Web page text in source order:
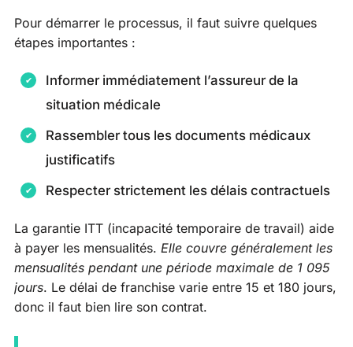
Pour démarrer le processus, il faut suivre quelques
étapes importantes :
Informer immédiatement l’assureur de la
situation médicale
Rassembler tous les documents médicaux
justificatifs
Respecter strictement les délais contractuels
La garantie ITT (incapacité temporaire de travail) aide
à payer les mensualités. Elle couvre généralement les
mensualités pendant une période maximale de 1 095
jours. Le délai de franchise varie entre 15 et 180 jours,
donc il faut bien lire son contrat.